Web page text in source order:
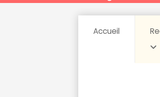
Accueil